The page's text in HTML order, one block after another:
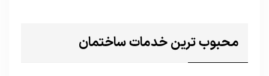
محبوب ترین خدمات ساختمان